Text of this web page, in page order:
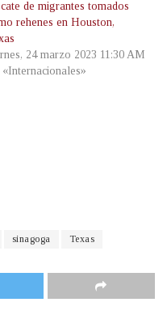
de migrantes tomados
rehenes en Houston,
24 marzo 2023 11:30 AM
«Internacionales»
sinagoga Texas